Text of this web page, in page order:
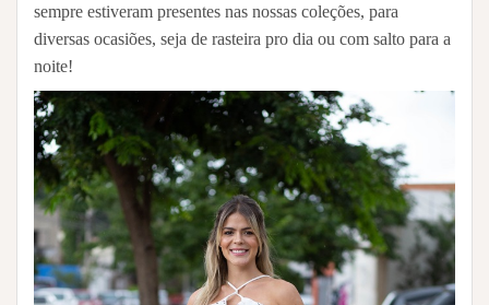
sempre estiveram presentes nas nossas coleções, para
diversas ocasiões, seja de rasteira pro dia ou com salto para a
noite!